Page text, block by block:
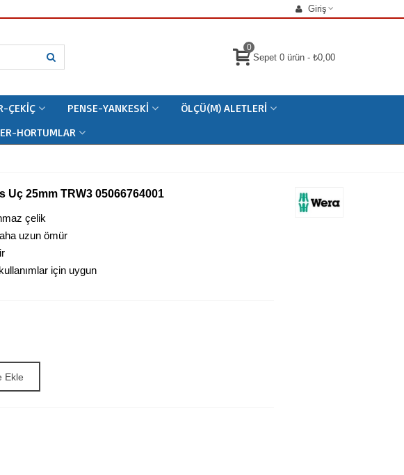
Giriş
0
Sepet 0 ürün - ₺0,00
ÇEKIÇ PENSE-YANKESKI
ÖLÇÜ(M) ALETLERI
HORTUMLAR
Uç 25mm TRW3 05066764001
çelik
uzun ömür
için uygun
Ekle